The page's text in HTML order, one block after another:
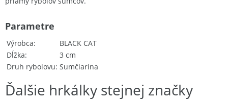
Výrobca
BLACK CAT
Dĺžka
3 cm
Druh rybolovu Sumčiarina
Parametre
Ďalšie hrkálky stejnej značky